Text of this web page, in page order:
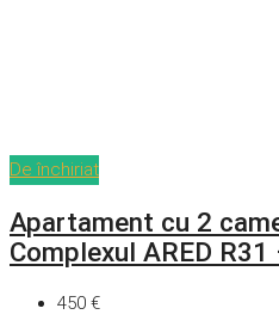
De închiriat
Apartament cu 2
Complexul ARED R31
450 €